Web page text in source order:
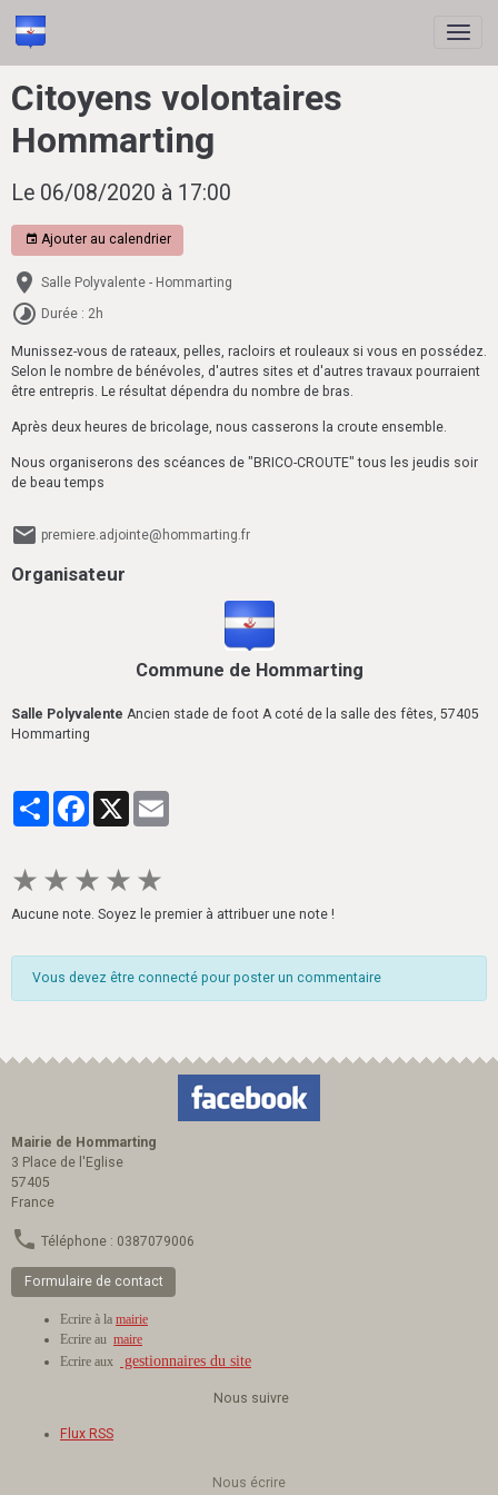
Citoyens volontaires
Hommarting
Le 06/08/2020 à 17:00
Ajouter au calendrier
Salle Polyvalente - Hommarting
Durée : 2h
Munissez-vous de rateaux, pelles, racloirs et rouleaux si vous en possédez.
Selon le nombre de bénévoles, d'autres sites et d'autres travaux pourraient
être entrepris. Le résultat dépendra du nombre de bras.
Après deux heures de bricolage, nous casserons la croute ensemble.
Nous organiserons des scéances de "BRICO-CROUTE" tous les jeudis soir
de beau temps
premiere.adjointe@hommarting.fr
Organisateur
Commune de Hommarting
Salle Polyvalente Ancien stade de foot A coté de la salle des fêtes, 57405
Hommarting
PartagerFacebook
X
★ ★ ★ ★ ★
Aucune note. Soyez le premier à attribuer une note !
Vous devez être connecté pour poster un commentaire
Mairie de Hommarting
3 Place de l'Eglise
57405
France
Téléphone : 0387079006
Formulaire de contact
Nous écrire
Ecrire à la mairie
Ecrire au maire
Ecrire aux
gestionnaires du site
Nous suivre
Flux RSS